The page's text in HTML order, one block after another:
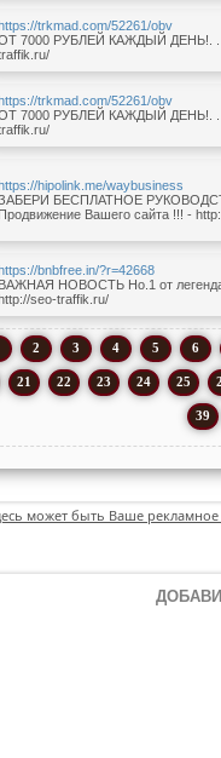
trkmad.com/52261/obv
7000 РУБЛЕЙ КАЖДЫЙ ДЕНЬ!. .
trkmad.com/52261/obv
7000 РУБЛЕЙ КАЖДЫЙ ДЕНЬ!. .
hipolink.me/waybusiness
БЕСПЛАТНОЕ
Продвижение Вашего сайта !!! -
bnbfree.in/?r=42668
ВАЖНАЯ НОВОСТЬ Но.1 от
seo-traffik.ru/
2 3 4 5 6
21 22 23 24 25
39
может быть Ваше